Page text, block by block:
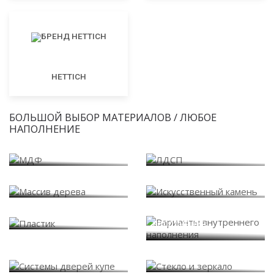
HETTICH
БОЛЬШОЙ ВЫБОР МАТЕРИАЛОВ / ЛЮБОЕ
НАПОЛНЕНИЕ
наполнения